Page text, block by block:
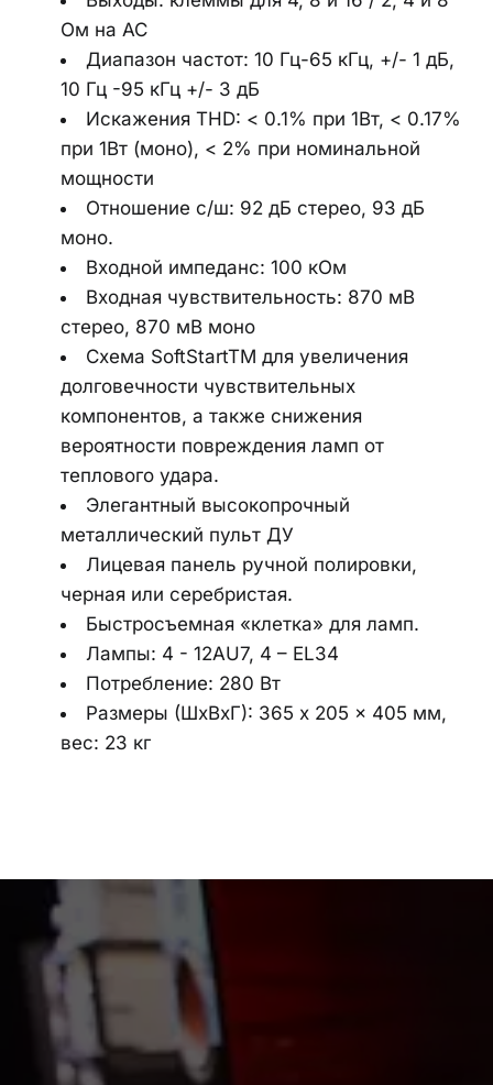
Ом на АС
Диапазон частот: 10 Гц-65 кГц, +/- 1 дБ,
10 Гц -95 кГц +/- 3 дБ
Искажения THD: < 0.1% при 1Вт, < 0.17%
при 1Вт (моно), < 2% при номинальной
мощности
Отношение с/ш: 92 дБ стерео, 93 дБ
моно.
Входной импеданс: 100 кОм
Входная чувствительность: 870 мВ
стерео, 870 мВ моно
Схема SoftStartTM для увеличения
долговечности чувствительных
компонентов, а также снижения
вероятности повреждения ламп от
теплового удара.
Элегантный высокопрочный
металлический пульт ДУ
Лицевая панель ручной полировки,
черная или серебристая.
Быстросъемная «клетка» для ламп.
Лампы: 4 - 12AU7, 4 – EL34
Потребление: 280 Вт
Размеры (ШхВхГ): 365 x 205 x 405 мм,
вес: 23 кг